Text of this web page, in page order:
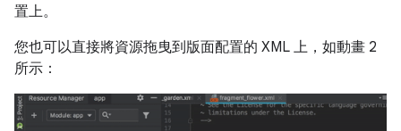
置上。
您也可以直接將資源拖曳到版面配置的 XML 上，如動畫 2
所示：